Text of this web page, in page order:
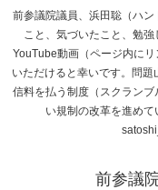
前参議院議員、浜田聡（ハ
こと、気づいたこと、勉強
YouTube動画（ページ内に
いただけると幸いです。問
信料を払う制度（スクラン
い規制の改革を進め
前参議